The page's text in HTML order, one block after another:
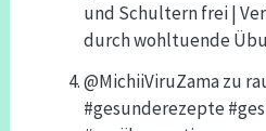
und Schultern frei |
durch wohltuende
@MichiiViruZamazu
#gesunderezepte